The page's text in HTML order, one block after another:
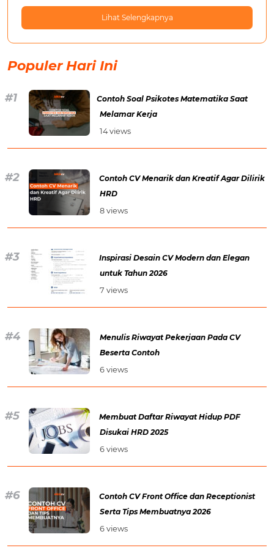
Lihat Selengkapnya
Populer Hari Ini
Contoh Soal Psikotes Matematika Saat
Melamar Kerja
14 views
Contoh CV Menarik dan Kreatif Agar Dilirik
HRD
8 views
Inspirasi Desain CV Modern dan Elegan
untuk Tahun 2026
7 views
Menulis Riwayat Pekerjaan Pada CV
Beserta Contoh
6 views
Membuat Daftar Riwayat Hidup PDF
Disukai HRD 2025
6 views
Contoh CV Front Office dan Receptionist
Serta Tips Membuatnya 2026
6 views